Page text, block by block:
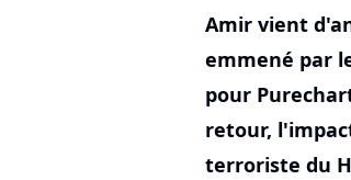
Amir vient
emmené par
pour
retour,
terroriste du